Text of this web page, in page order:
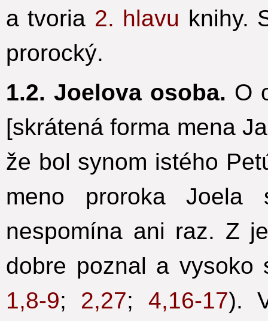
a tvoria 2. hlavu knihy.
prorocký.
1.2. Joelova osoba. O
[skrátená forma mena
že bol synom istého
meno proroka
nespomína ani raz. Z
dobre poznal a vysoko
1,8-9; 2,27; 4,16-17).